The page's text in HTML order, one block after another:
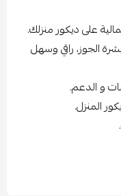
على ديكور منزلك.
الجوز، راقي وسهل
و الدعم.
المنزل.